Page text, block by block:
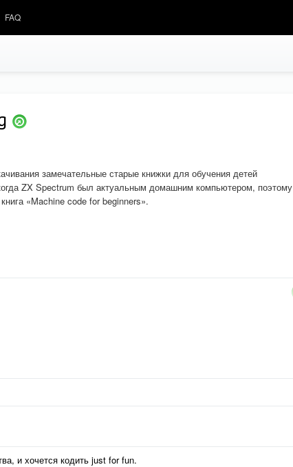
FAQ
замечательные старые книжки для обучения детей
ZX Spectrum был актуальным домашним компьютером, поэтому
«Machine code for beginners».
и хочется кодить just for fun.